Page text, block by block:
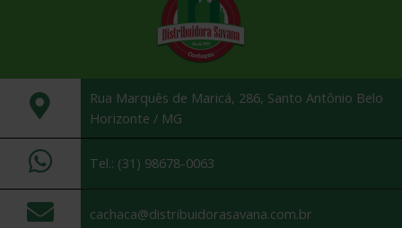
Rua Marquês de Maricá, 286, Santo Antônio Belo
Horizonte / MG
Tel.: (31) 98678-0063
cachaca@distribuidorasavana.com.br